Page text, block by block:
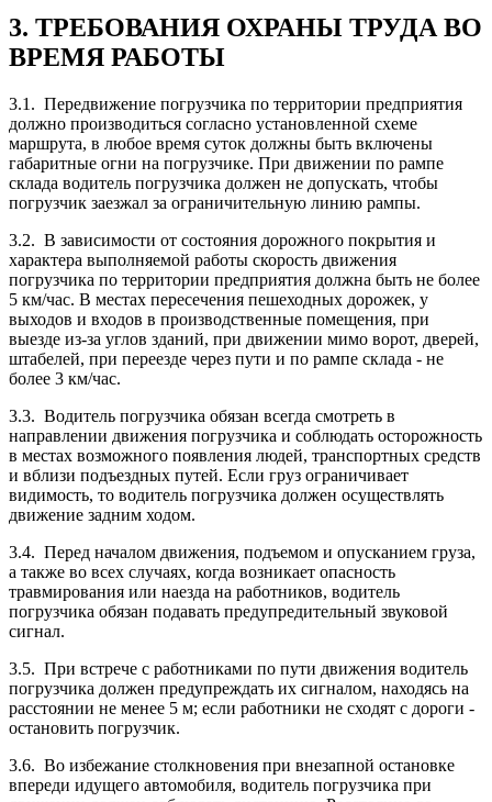
3. ТРЕБОВАНИЯ ОХРАНЫ ТРУДА ВО
ВРЕМЯ РАБОТЫ
3.1. Передвижение погрузчика по территории предприятия
должно производиться согласно установленной схеме
маршрута, в любое время суток должны быть включены
габаритные огни на погрузчике. При движении по рампе
склада водитель погрузчика должен не допускать, чтобы
погрузчик заезжал за ограничительную линию рампы.
3.2. В зависимости от состояния дорожного покрытия и
характера выполняемой работы скорость движения
погрузчика по территории предприятия должна быть не более
5 км/час. В местах пересечения пешеходных дорожек, у
выходов и входов в производственные помещения, при
выезде из-за углов зданий, при движении мимо ворот, дверей,
штабелей, при переезде через пути и по рампе склада - не
более 3 км/час.
3.3. Водитель погрузчика обязан всегда смотреть в
направлении движения погрузчика и соблюдать осторожность
в местах возможного появления людей, транспортных средств
и вблизи подъездных путей. Если груз ограничивает
видимость, то водитель погрузчика должен осуществлять
движение задним ходом.
3.4. Перед началом движения, подъемом и опусканием груза,
а также во всех случаях, когда возникает опасность
травмирования или наезда на работников, водитель
погрузчика обязан подавать предупредительный звуковой
сигнал.
3.5. При встрече с работниками по пути движения водитель
погрузчика должен предупреждать их сигналом, находясь на
расстоянии не менее 5 м; если работники не сходят с дороги -
остановить погрузчик.
3.6. Во избежание столкновения при внезапной остановке
впереди идущего автомобиля, водитель погрузчика при